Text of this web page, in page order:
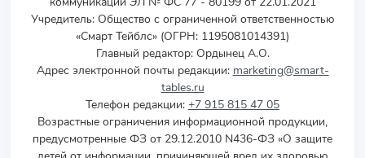
Учредитель: Общество с ограниченной ответственностью
«Смарт Тейблс» (ОГРН: 1195081014391)
Главный редактор: Ордынец А.О.
Адрес электронной почты редакции: marketing@smart-
tables.ru
Телефон редакции: +7 915 815 47 05
Возрастные ограничения информационной продукции,
предусмотренные ФЗ от 29.12.2010 N436-ФЗ «О защите